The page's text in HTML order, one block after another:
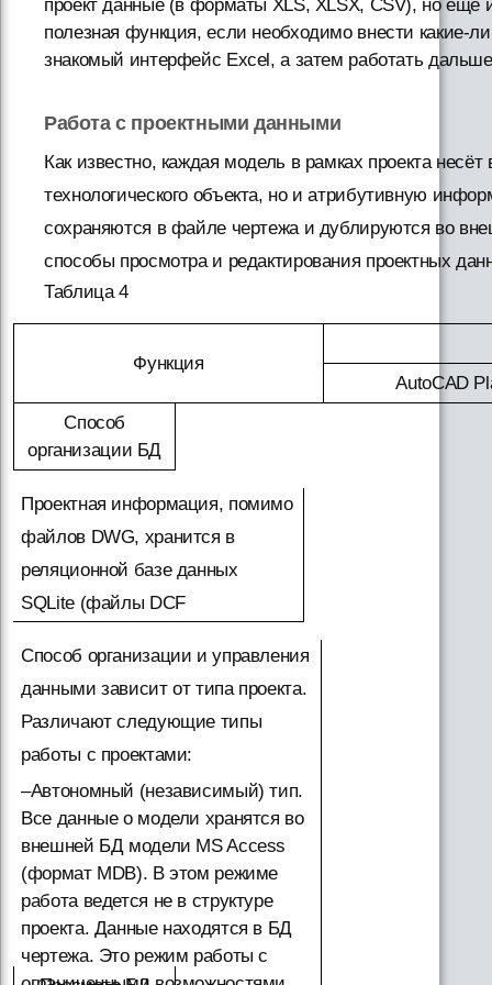
проект данные (в форматы XLS, XLSX, CSV), но ещё
полезная функция, если необходимо внести какие-
знакомый интерфейс Excel, а затем работать
Работа с проектными данными
Как известно, каждая модель в рамках проекта
технологического объекта, но и атрибутивную
сохраняются в файле чертежа и дублируются во
способы просмотра и редактирования проектных
Таблица 4
Функция
AutoCAD
Способ
организации БД
Проектная информация, помимо
файлов DWG, хранится в
реляционной базе данных
SQLite (файлы DCF
Способ организации и управления
данными зависит от типа проекта.
Различают следующие типы
работы с проектами:
–Автономный (независимый) тип.
Все данные о модели хранятся во
внешней БД модели MS Access
(формат MDB). В этом режиме
работа ведется не в структуре
проекта. Данные находятся в БД
чертежа. Это режим работы с